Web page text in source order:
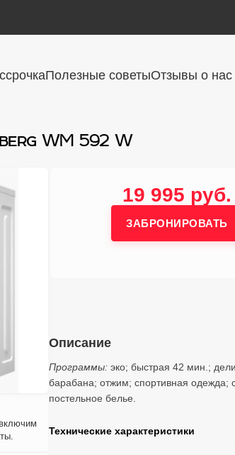
Полезные советыОтзывы о нас
WM 592 W
19 995 руб.
ЗАБРОНИРОВАТЬ
Описание
Программы: эко; быстрая 42 мин.;
барабана; отжим; спортивная одежда;
постельное белье.
Технические характеристики